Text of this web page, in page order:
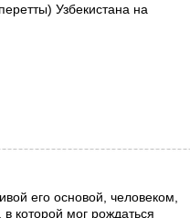
Узбекистана на
его основой, человеком,
которой мог рождаться